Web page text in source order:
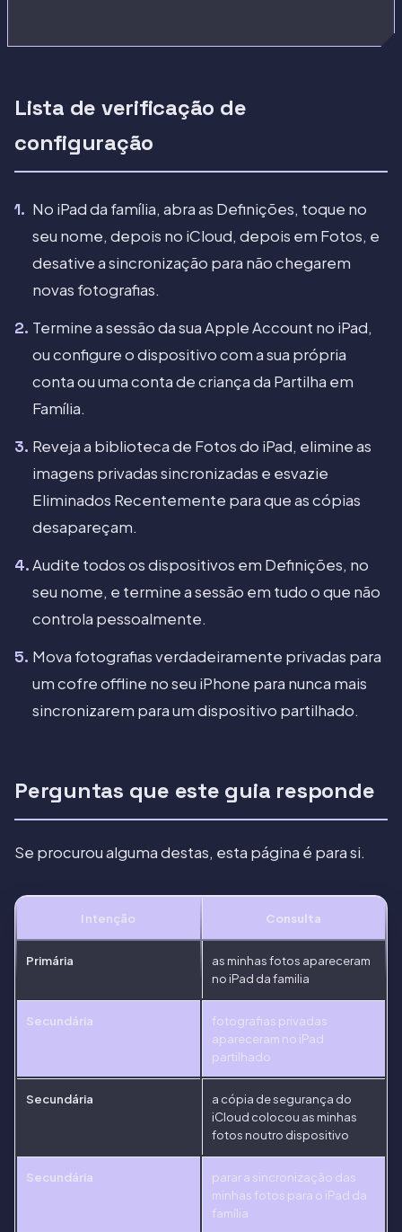
Lista de verificação de
configuração
No iPad da família, abra as Definições, toque no
seu nome, depois no iCloud, depois em Fotos, e
desative a sincronização para não chegarem
novas fotografias.
Termine a sessão da sua Apple Account no iPad,
ou configure o dispositivo com a sua própria
conta ou uma conta de criança da Partilha em
Família.
Reveja a biblioteca de Fotos do iPad, elimine as
imagens privadas sincronizadas e esvazie
Eliminados Recentemente para que as cópias
desapareçam.
Audite todos os dispositivos em Definições, no
seu nome, e termine a sessão em tudo o que não
controla pessoalmente.
Mova fotografias verdadeiramente privadas para
um cofre offline no seu iPhone para nunca mais
sincronizarem para um dispositivo partilhado.
Perguntas que este guia responde
Se procurou alguma destas, esta página é para si.
Intenção Consulta
Primária
as minhas fotos apareceram
no iPad da familia
Secundária
fotografias privadas
apareceram no iPad
partilhado
Secundária
a cópia de segurança do
iCloud colocou as minhas
fotos noutro dispositivo
Secundária
parar a sincronização das
minhas fotos para o iPad da
família